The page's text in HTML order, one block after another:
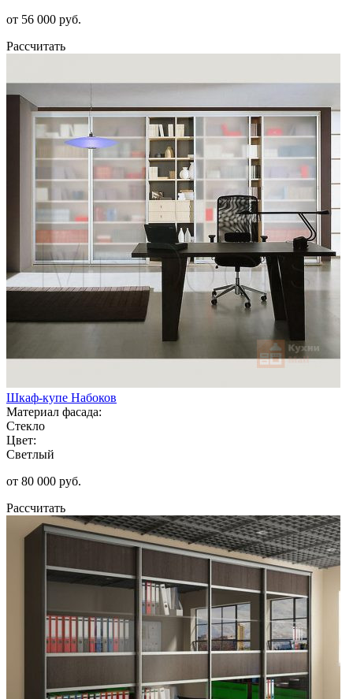
от 56 000 руб.
Рассчитать
Шкаф-купе Набоков
Материал фасада:
Стекло
Цвет:
Светлый
от 80 000 руб.
Рассчитать